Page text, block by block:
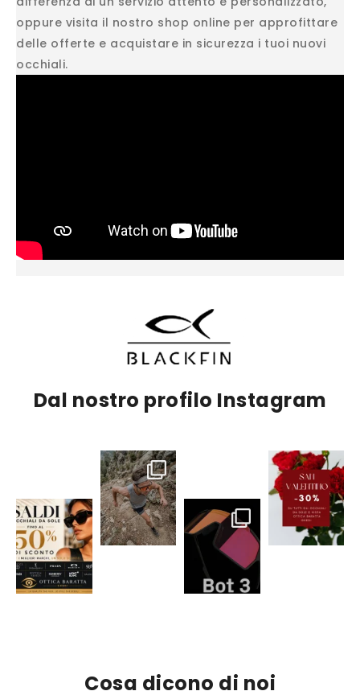
oppure visita il nostro shop online per approfittare
delle offerte e acquistare in sicurezza i tuoi nuovi
occhiali.
Dal nostro profilo Instagram
Cosa dicono di noi